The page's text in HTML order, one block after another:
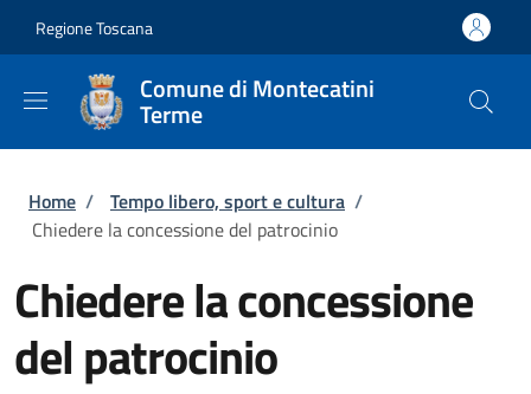
Regione Toscana
Comune di Montecatini
Terme
Briciole di pane
Home / Tempo libero, sport e cultura /
Chiedere la concessione del patrocinio
Chiedere la concessione
del patrocinio